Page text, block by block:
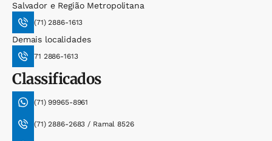
Salvador e Região Metropolitana
(71) 2886-1613
Demais localidades
71 2886-1613
Classificados
(71) 99965-8961
(71) 2886-2683 / Ramal 8526